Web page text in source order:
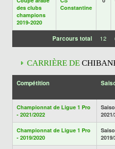
des clubs
champions
2019-2020
Constantine
Parcours total 12
CARRIÈRE DE
Compétition
Championnat de Ligue 1 Pro
- 2021/2022
Championnat de Ligue 1 Pro
- 2019/2020